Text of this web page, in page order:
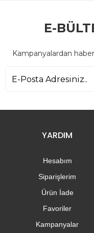
E-
Kampanyalardan
YARDIM
Hesabım
Siparişlerim
Ürün İade
Favoriler
Kampanyalar